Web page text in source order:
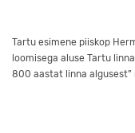
Tartu esimene piiskop
loomisega aluse Tartu
800 aastat linna algusest”